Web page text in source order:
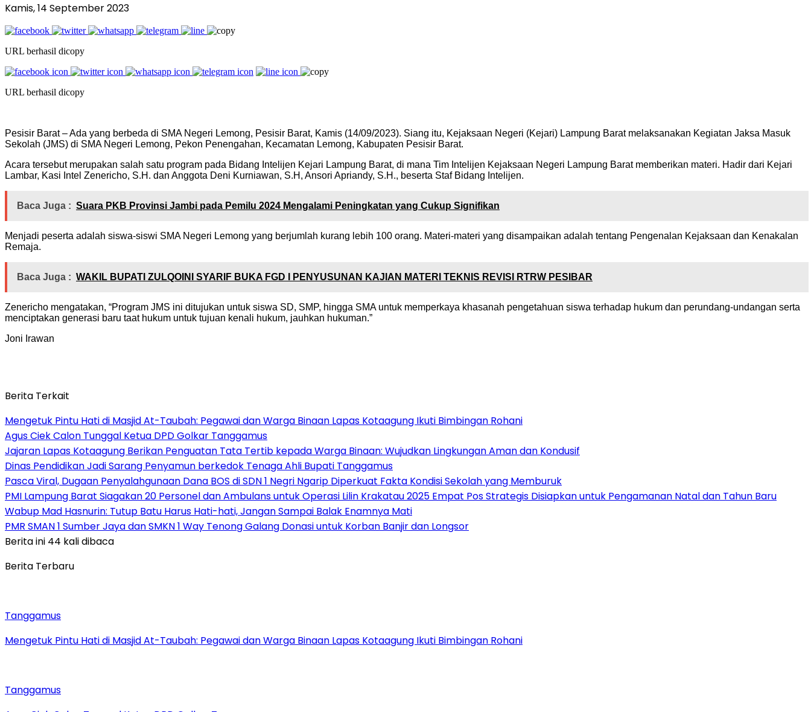
Kamis, 14 September 2023
URL berhasil dicopy
URL berhasil dicopy
Pesisir Barat – Ada yang berbeda di SMA Negeri Lemong, Pesisir Barat, Kamis (14/09/2023). Siang itu, Kejaksaan Negeri (Kejari) Lampung Barat melaksanakan Kegiatan Jaksa Masuk
Sekolah (JMS) di SMA Negeri Lemong, Pekon Penengahan, Kecamatan Lemong, Kabupaten Pesisir Barat.
Acara tersebut merupakan salah satu program pada Bidang Intelijen Kejari Lampung Barat, di mana Tim Intelijen Kejaksaan Negeri Lampung Barat memberikan materi. Hadir dari Kejari
Lambar, Kasi Intel Zenericho, S.H. dan Anggota Deni Kurniawan, S.H, Ansori Apriandy, S.H., beserta Staf Bidang Intelijen.
Baca Juga : Suara PKB Provinsi Jambi pada Pemilu 2024 Mengalami Peningkatan yang Cukup Signifikan
Menjadi peserta adalah siswa-siswi SMA Negeri Lemong yang berjumlah kurang lebih 100 orang. Materi-materi yang disampaikan adalah tentang Pengenalan Kejaksaan dan Kenakalan
Remaja.
Baca Juga : WAKIL BUPATI ZULQOINI SYARIF BUKA FGD I PENYUSUNAN KAJIAN MATERI TEKNIS REVISI RTRW PESIBAR
Zenericho mengatakan, “Program JMS ini ditujukan untuk siswa SD, SMP, hingga SMA untuk memperkaya khasanah pengetahuan siswa terhadap hukum dan perundang-undangan serta
menciptakan generasi baru taat hukum untuk tujuan kenali hukum, jauhkan hukuman.”
Joni Irawan
Berita Terkait
Mengetuk Pintu Hati di Masjid At-Taubah: Pegawai dan Warga Binaan Lapas Kotaagung Ikuti Bimbingan Rohani
Agus Ciek Calon Tunggal Ketua DPD Golkar Tanggamus
Jajaran Lapas Kotaagung Berikan Penguatan Tata Tertib kepada Warga Binaan: Wujudkan Lingkungan Aman dan Kondusif
Dinas Pendidikan Jadi Sarang Penyamun berkedok Tenaga Ahli Bupati Tanggamus
Pasca Viral, Dugaan Penyalahgunaan Dana BOS di SDN 1 Negri Ngarip Diperkuat Fakta Kondisi Sekolah yang Memburuk
PMI Lampung Barat Siagakan 20 Personel dan Ambulans untuk Operasi Lilin Krakatau 2025 Empat Pos Strategis Disiapkan untuk Pengamanan Natal dan Tahun Baru
Wabup Mad Hasnurin: Tutup Batu Harus Hati-hati, Jangan Sampai Balak Enamnya Mati
PMR SMAN 1 Sumber Jaya dan SMKN 1 Way Tenong Galang Donasi untuk Korban Banjir dan Longsor
Berita ini 44 kali dibaca
Berita Terbaru
Tanggamus
Mengetuk Pintu Hati di Masjid At-Taubah: Pegawai dan Warga Binaan Lapas Kotaagung Ikuti Bimbingan Rohani
Tanggamus